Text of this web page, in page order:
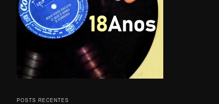
POSTS RECENTES